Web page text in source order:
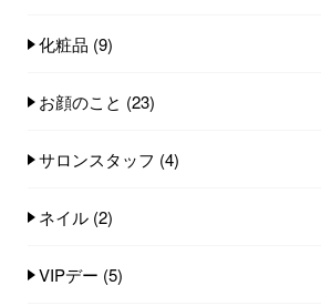
化粧品 (9)
お顔のこと (23)
サロンスタッフ (4)
ネイル (2)
VIPデー (5)